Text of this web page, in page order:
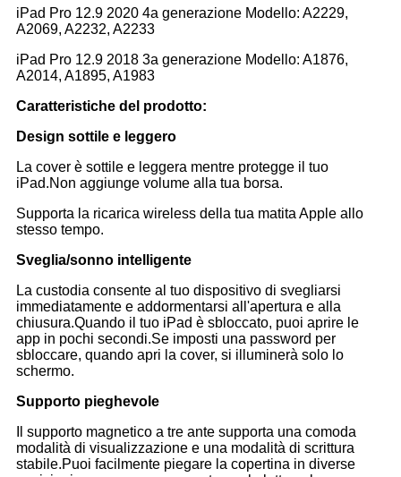
iPad Pro 12.9 2020 4a generazione Modello: A2229,
A2069, A2232, A2233
iPad Pro 12.9 2018 3a generazione Modello: A1876,
A2014, A1895, A1983
Caratteristiche del prodotto:
Design sottile e leggero
La cover è sottile e leggera mentre protegge il tuo
iPad.Non aggiunge volume alla tua borsa.
Supporta la ricarica wireless della tua matita Apple allo
stesso tempo.
Sveglia/sonno intelligente
La custodia consente al tuo dispositivo di svegliarsi
immediatamente e addormentarsi all'apertura e alla
chiusura.Quando il tuo iPad è sbloccato, puoi aprire le
app in pochi secondi.Se imposti una password per
sbloccare, quando apri la cover, si illuminerà solo lo
schermo.
Supporto pieghevole
Il supporto magnetico a tre ante supporta una comoda
modalità di visualizzazione e una modalità di scrittura
stabile.Puoi facilmente piegare la copertina in diverse